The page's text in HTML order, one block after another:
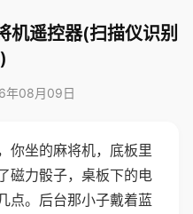
机遥控器(扫描仪识别
年08月09日
你坐的麻将机，底板里
磁力骰子，桌板下的电
点。后台那小子戴着蓝